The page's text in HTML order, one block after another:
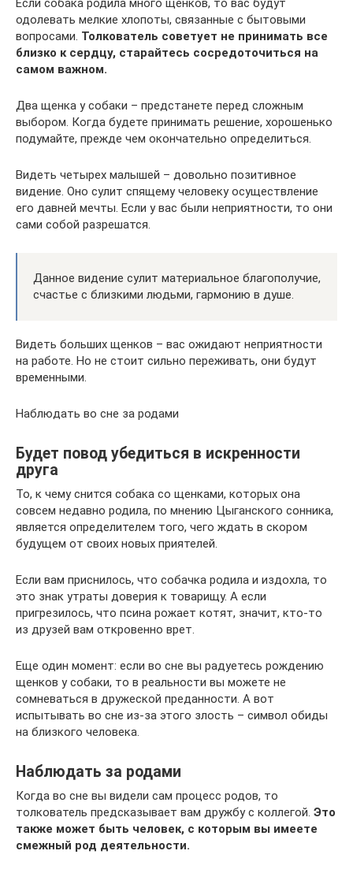
Если собака родила много щенков, то вас будут
одолевать мелкие хлопоты, связанные с бытовыми
вопросами. Толкователь советует не принимать все
близко к сердцу, старайтесь сосредоточиться на
самом важном.
Два щенка у собаки – предстанете перед сложным
выбором. Когда будете принимать решение, хорошенько
подумайте, прежде чем окончательно определиться.
Видеть четырех малышей – довольно позитивное
видение. Оно сулит спящему человеку осуществление
его давней мечты. Если у вас были неприятности, то они
сами собой разрешатся.
Данное видение сулит материальное благополучие,
счастье с близкими людьми, гармонию в душе.
Видеть больших щенков – вас ожидают неприятности
на работе. Но не стоит сильно переживать, они будут
временными.
Наблюдать во сне за родами
Будет повод убедиться в искренности
друга
То, к чему снится собака со щенками, которых она
совсем недавно родила, по мнению Цыганского сонника,
является определителем того, чего ждать в скором
будущем от своих новых приятелей.
Если вам приснилось, что собачка родила и издохла, то
это знак утраты доверия к товарищу. А если
пригрезилось, что псина рожает котят, значит, кто-то
из друзей вам откровенно врет.
Еще один момент: если во сне вы радуетесь рождению
щенков у собаки, то в реальности вы можете не
сомневаться в дружеской преданности. А вот
испытывать во сне из-за этого злость – символ обиды
на близкого человека.
Наблюдать за родами
Когда во сне вы видели сам процесс родов, то
толкователь предсказывает вам дружбу с коллегой. Это
также может быть человек, с которым вы имеете
смежный род деятельности.